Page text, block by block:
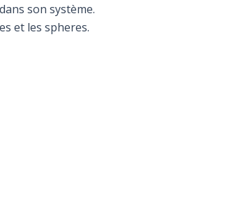
son système.
et les spheres.